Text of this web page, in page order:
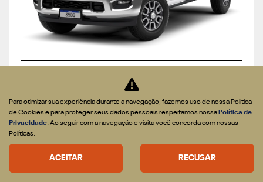
CNPJ E MICROEMPRESÁRIOS
De: R$ 679.990,00
R$ 617.990,00
Para otimizar sua experiência durante a navegação, fazemos uso de nossa Política
de Cookies e para proteger seus dados pessoais respeitamos nossa Política de
Privacidade. Ao seguir com a navegação e visita você concorda com nossas
Políticas.
ACEITAR RECUSAR